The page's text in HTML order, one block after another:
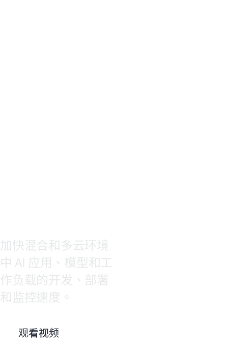
加快混合和多云环境
中 AI 应用、模型和工
作负载的开发、部署
和监控速度。
观看视频